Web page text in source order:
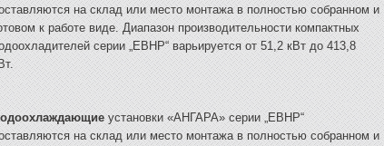
на склад или место монтажа в полностью собранном и
к работе виде. Диапазон производительности компактных
серии „EBHP“ варьируется от 51,2 кВт до 413,8
установки «АНГАРА» серии „EBHP“
на склад или место монтажа в полностью собранном и